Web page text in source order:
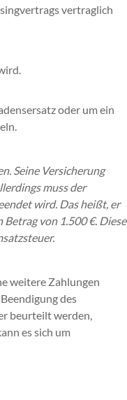
vertraglich
oder um ein
Seine Versicherung
muss der
wird. Das heißt, er
von 1.500 €. Diese
weitere Zahlungen
des
beurteilt werden,
es sich um